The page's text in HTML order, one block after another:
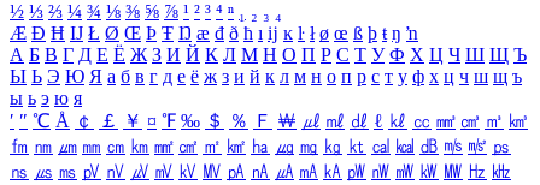
½ ⅓ ⅔ ¼ ¾ ⅛ ⅜ ⅝ ⅞ ¹ ² ³ ⁴ ⁿ ₁ ₂ ₃ ₄
Æ Ð Ħ Ĳ Ł Ø Œ Þ Ŧ Ŋ æ đ ð ħ ı ĳ ĸ ŀ ł ø œ ß þ ŧ ŋ ŉ
А Б В Г Д Е Ё Ж З И Й К Л М Н О П Р С Т У Ф Х Ц Ч Ш Щ Ъ
Ы Ь Э Ю Я а б в г д е ё ж з и й к л м н о п р с т у ф х ц ч ш щ ъ
ы ь э ю я
′ ″ ℃ Å ￠ ￡ ￥ ¤ ℉ ‰ ＄ ％ Ｆ ￦ ㎕ ㎖ ㎗ ℓ ㎘ ㏄ ㎣ ㎤ ㎥ ㎦
㎙ ㎚ ㎛ ㎜ ㎝ ㎞ ㎟ ㎠ ㎡ ㎢ ㏊ ㎍ ㎎ ㎏ ㏏ ㎈ ㎉ ㏈ ㎧ ㎨ ㎰
㎱ ㎲ ㎳ ㎴ ㎵ ㎶ ㎷ ㎸ ㎹ ㎀ ㎁ ㎂ ㎃ ㎄ ㎺ ㎻ ㎽ ㎾ ㎿ ㎐ ㎑